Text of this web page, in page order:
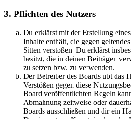
3. Pflichten des Nutzers
Du erklärst mit der Erstellung
Inhalte enthält, die gegen
Sitten verstoßen. Du erklärst
besitzt, die in deinen Beiträgen
zu setzen bzw. zu verwenden.
Der Betreiber des Boards übt das
Verstößen gegen diese
Board veröffentlichten Regeln
Abmahnung zeitweise oder
Boards ausschließen und dir ein